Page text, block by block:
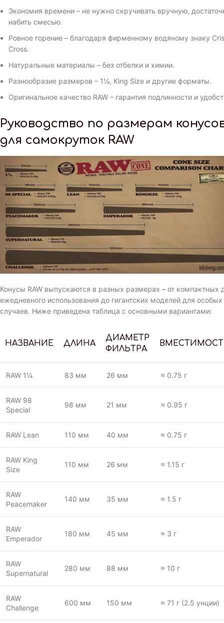
Экономия времени – не нужно скручивать вручную,
набить смесью.
Ровное горение – благодаря фирменному водяному знаку
Cross.
Натуральные материалы – без отбелки и химии.
Разнообразие размеров – 1¼, King Size и другие форматы.
Оригинальное качество RAW – гарантия подлинности и
Руководство по размерам
для самокруток RAW
Конусы RAW выпускаются в разных размерах – от компактных
ежедневного использования до гигантских моделей для особых
случаев. Ниже приведена таблица с основными вариантами:
НАЗВАНИЕ ДЛИНА
ДИАМЕТР
ФИЛЬТРА
RAW 1¼ 83 мм 26 мм ≈ 0.75 г
RAW 98
Special
98 мм 21 мм ≈ 0.95 г
RAW Lean 110 мм 40 мм ≈ 0.75 г
RAW King
Size
110 мм 26 мм ≈ 1.15 г
RAW
Peacemaker
140 мм 35 мм ≈ 1.5 г
RAW
Emperador
180 мм 45 мм ≈ 3 г
RAW
Supernatural
280 мм 88 мм ≈ 10 г
RAW
Challenge
600 мм 150 мм ≈ 71 г (2.5 унции)